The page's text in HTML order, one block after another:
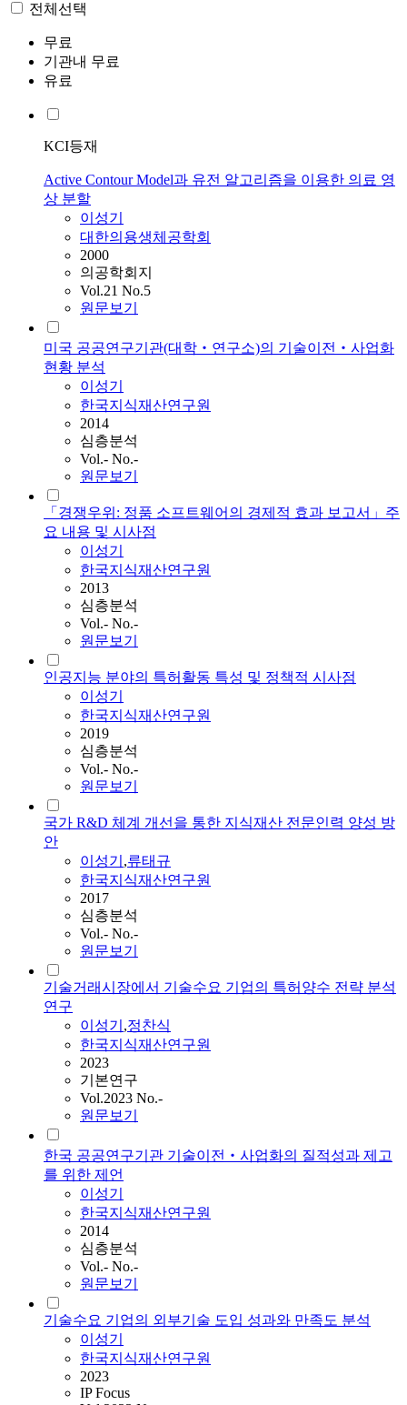
전체선택
무료
기관내 무료
유료
KCI등재
Active Contour Model과 유전 알고리즘을 이용한 의료 영
상 분할
이성기
대한의용생체공학회
2000
의공학회지
Vol.21 No.5
원문보기
미국 공공연구기관(대학‧연구소)의 기술이전‧사업화
현황 분석
이성기
한국지식재산연구원
2014
심층분석
Vol.- No.-
원문보기
「경쟁우위: 정품 소프트웨어의 경제적 효과 보고서」주
요 내용 및 시사점
이성기
한국지식재산연구원
2013
심층분석
Vol.- No.-
원문보기
인공지능 분야의 특허활동 특성 및 정책적 시사점
이성기
한국지식재산연구원
2019
심층분석
Vol.- No.-
원문보기
국가 R&D 체계 개선을 통한 지식재산 전문인력 양성 방
안
이성기 ,류태규
한국지식재산연구원
2017
심층분석
Vol.- No.-
원문보기
기술거래시장에서 기술수요 기업의 특허양수 전략 분석
연구
이성기 ,정찬식
한국지식재산연구원
2023
기본연구
Vol.2023 No.-
원문보기
한국 공공연구기관 기술이전‧사업화의 질적성과 제고
를 위한 제언
이성기
한국지식재산연구원
2014
심층분석
Vol.- No.-
원문보기
기술수요 기업의 외부기술 도입 성과와 만족도 분석
이성기
한국지식재산연구원
2023
IP Focus